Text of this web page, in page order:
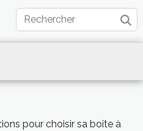
pour choisir sa boîte à